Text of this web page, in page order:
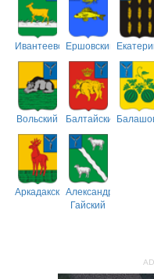
ИвантеевскийЕршовский
Вольский Балтайский
АркадакскийАлександрово-
Гайский